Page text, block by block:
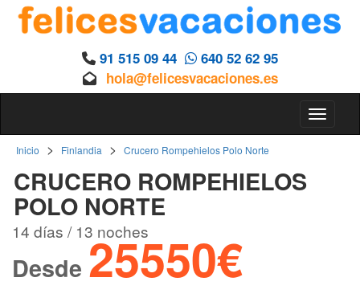
91 515 09 44
640 52 62 95
hola@felicesvacaciones.es
Inicio > Finlandia > Crucero Rompehielos Polo Norte
CRUCERO ROMPEHIELOS
POLO NORTE
14 días / 13 noches
Desde 25550€